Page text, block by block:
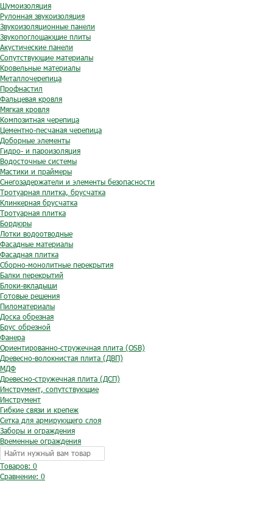
Шумоизоляция
Рулонная звукоизоляция
Звукоизоляционные панели
Звукопоглощающие плиты
Акустические панели
Сопутствующие материалы
Кровельные материалы
Металлочерепица
Профнастил
Фальцевая кровля
Мягкая кровля
Композитная черепица
Цементно-песчаная черепица
Доборные элементы
Гидро- и пароизоляция
Водосточные системы
Мастики и праймеры
Снегозадержатели и элементы безопасности
Тротуарная плитка, брусчатка
Клинкерная брусчатка
Тротуарная плитка
Бордюры
Лотки водоотводные
Фасадные материалы
Фасадная плитка
Сборно-монолитные перекрытия
Балки перекрытий
Блоки-вкладыши
Готовые решения
Пиломатериалы
Доска обрезная
Брус обрезной
Фанера
Ориентированно-стружечная плита (OSB)
Древесно-волокнистая плита (ДВП)
МДФ
Древесно-стружечная плита (ДСП)
Инструмент, сопутствующие
Инструмент
Гибкие связи и крепеж
Сетка для армирующего слоя
Заборы и ограждения
Временные ограждения
Товаров: 0
Сравнение: 0